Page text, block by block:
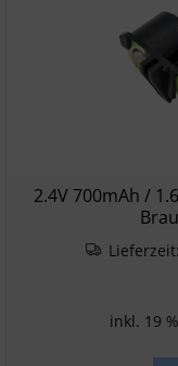
2.4V 700mAh /
Lieferzeit:
inkl. 19